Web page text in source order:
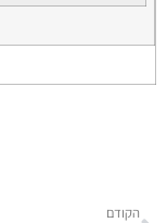
הקודם